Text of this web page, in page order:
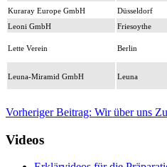
Kuraray Europe GmbH
Düsseldorf
Leoni GmbH
Friesoythe
Lette Verein Berlin
Leuna-Miramid GmbH Leuna
Vorheriger Beitrag: Wir über uns
Videos